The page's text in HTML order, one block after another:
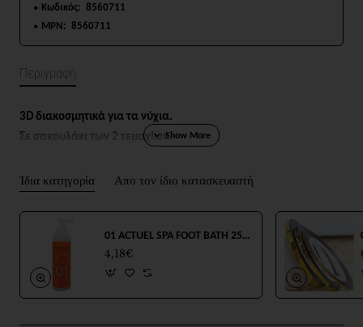
Κωδικός: 8560711
MPN: 8560711
Περιγραφή
3Dδιακοσμητικά για τα νύχια.
Σε σακουλάκι των 2 τεμαχίων.
Ίδια κατηγορία Απο τον ίδιο κατασκευαστή
01 ACTUEL SPA FOOT BATH 250ml
4,18€